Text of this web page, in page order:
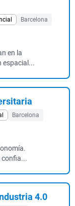
Barcelona
en la
espacial...
Barcelona
confia...
4.0